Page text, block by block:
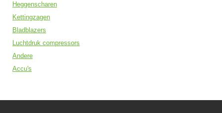
Heggenscharen
Kettingzagen
Bladblazers
Luchtdruk compressors
Andere
Accu's